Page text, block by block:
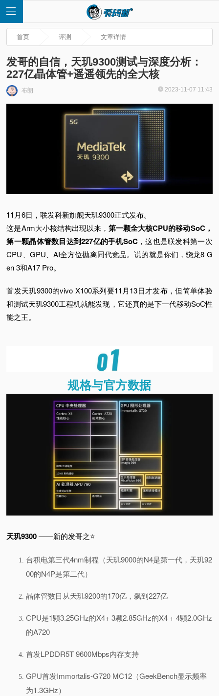
首
频
普
首页 评测 文章详情
发哥的自信，天玑9300测试与深度分析：
227亿晶体管+遥遥领先的全大核
布朗 2023-11-07 11:43
11月6日，联发科新旗舰天玑9300正式发布。
这是Arm大小核结构出现以来，第一颗全大核CPU的移动SoC，
第一颗晶体管数目达到227亿的手机SoC，这也是联发科第一次
CPU、GPU、AI全方位抛离同代竞品。说的就是你们，骁龙8 G
en 3和A17 Pro。
首发天玑9300的vivo X100系列要11月13日才发布，但简单体验
和测试天玑9300工程机就能发现，它还真的是下一代移动SoC性
能之王。
规格与官方数据
天玑9300 ——新的发哥之⭐
台积电第三代4nm制程（天玑9000的N4是第一代，天玑92
00的N4P是第二代）
晶体管数目从天玑9200的170亿，飙到227亿
CPU是1颗3.25GHz的X4+ 3颗2.85GHz的X4 + 4颗2.0GHz
的A720
首发LPDDR5T 9600Mbps内存支持
GPU首发Immortalis-G720 MC12（GeekBench显示频率
为1.3GHz）